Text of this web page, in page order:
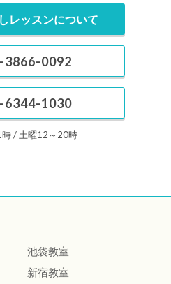
レッスンについて
3866-0092
6344-1030
土曜12～20時
池袋教室
新宿教室